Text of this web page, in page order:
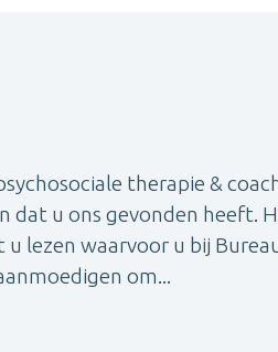
therapie &
dat u ons gevonden heeft.
u lezen waarvoor u bij
om...